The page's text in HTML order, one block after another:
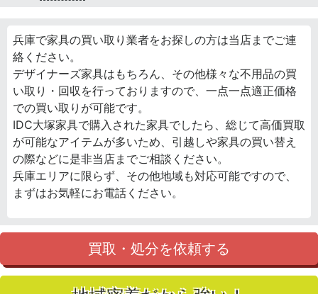
兵庫で家具の買い取り業者をお探しの方は当店までご連
絡ください。
デザイナーズ家具はもちろん、その他様々な不用品の買
い取り・回収を行っておりますので、一点一点適正価格
での買い取りが可能です。
IDC大塚家具で購入された家具でしたら、総じて高価買取
が可能なアイテムが多いため、引越しや家具の買い替え
の際などに是非当店までご相談ください。
兵庫エリアに限らず、その他地域も対応可能ですので、
まずはお気軽にお電話ください。
買取・処分を依頼する